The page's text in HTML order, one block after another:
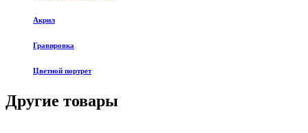
Акрил
Гравировка
Цветной портрет
Другие товары